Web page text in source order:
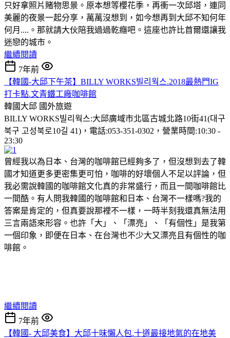
只好拿照片賭物思景。原本想等櫻花季，再衝一次邱塔，連同
美麗的夜景一起分享，萬萬沒想到，如今想再到大邱不知何年
何月....。那就請大伙陪我過過乾癮吧。這座也許比首爾還讓我
迷戀的城市。
繼續閱讀
7年前
【韓國-大邱下午茶】BILLY WORKS빌리웍스.2018最熱門IG
打卡點.文青鐵工廠咖啡館
韓國大邱 國外旅遊
BILLY WORKS빌리웍스:大邱廣域市北區古城北路10街41(대구
북구 고성북로10길 41)，電話:053-351-0302，營業時間:10:30 -
23:30
曾經我以為日本、台灣的咖啡館已經夠多了，但沒想到去了韓
國才知道更多更密集更可怕，咖啡的好壞個人不足以評論，但
我必需說韓國的咖啡館文化真的非常盛行，而且一間咖啡館比
一間酷。有人問我韓國的咖啡館和日本、台灣不一樣嗎?我的
答案是肯定的，但真要說那裡不一樣，一時半刻我還真無法用
三言兩語來形容。也許「大」、「漂亮」、「有個性」是我第
一個印象，即便在日本、在台灣也不少大又漂亮且有個性的咖
啡館。
繼續閱讀
7年前
【韓國- 大邱美食】大邱十味懶人包.十道最接地氣的在地美